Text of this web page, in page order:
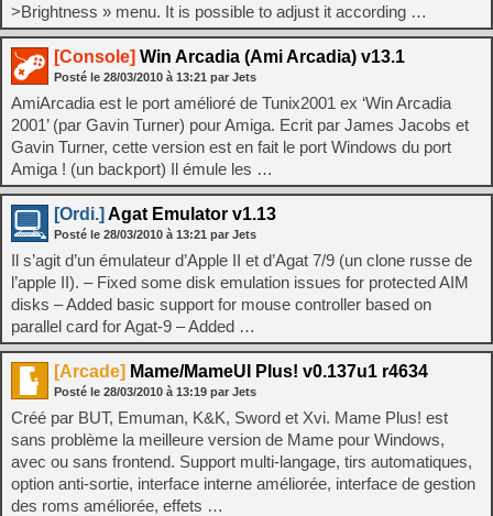
>Brightness » menu. It is possible to adjust it according …
[Console] Win Arcadia (Ami Arcadia) v13.1
Posté le 28/03/2010 à 13:21 par Jets
AmiArcadia est le port amélioré de Tunix2001 ex ‘Win Arcadia
2001’ (par Gavin Turner) pour Amiga. Ecrit par James Jacobs et
Gavin Turner, cette version est en fait le port Windows du port
Amiga ! (un backport) Il émule les …
[Ordi.] Agat Emulator v1.13
Posté le 28/03/2010 à 13:21 par Jets
Il s’agit d’un émulateur d’Apple II et d’Agat 7/9 (un clone russe de
l’apple II). – Fixed some disk emulation issues for protected AIM
disks – Added basic support for mouse controller based on
parallel card for Agat-9 – Added …
[Arcade] Mame/MameUI Plus! v0.137u1 r4634
Posté le 28/03/2010 à 13:19 par Jets
Créé par BUT, Emuman, K&K, Sword et Xvi. Mame Plus! est
sans problème la meilleure version de Mame pour Windows,
avec ou sans frontend. Support multi-langage, tirs automatiques,
option anti-sortie, interface interne améliorée, interface de gestion
des roms améliorée, effets …